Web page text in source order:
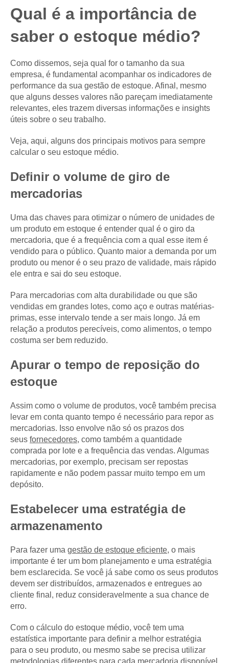
Qual é a importância de
saber o estoque médio?
Como dissemos, seja qual for o tamanho da sua
empresa, é fundamental acompanhar os indicadores de
performance da sua gestão de estoque. Afinal, mesmo
que alguns desses valores não pareçam imediatamente
relevantes, eles trazem diversas informações e insights
úteis sobre o seu trabalho.
Veja, aqui, alguns dos principais motivos para sempre
calcular o seu estoque médio.
Definir o volume de giro de
mercadorias
Uma das chaves para otimizar o número de unidades de
um produto em estoque é entender qual é o giro da
mercadoria, que é a frequência com a qual esse item é
vendido para o público. Quanto maior a demanda por um
produto ou menor é o seu prazo de validade, mais rápido
ele entra e sai do seu estoque.
Para mercadorias com alta durabilidade ou que são
vendidas em grandes lotes, como aço e outras matérias-
primas, esse intervalo tende a ser mais longo. Já em
relação a produtos perecíveis, como alimentos, o tempo
costuma ser bem reduzido.
Apurar o tempo de reposição do
estoque
Assim como o volume de produtos, você também precisa
levar em conta quanto tempo é necessário para repor as
mercadorias. Isso envolve não só os prazos dos
seus fornecedores, como também a quantidade
comprada por lote e a frequência das vendas. Algumas
mercadorias, por exemplo, precisam ser repostas
rapidamente e não podem passar muito tempo em um
depósito.
Estabelecer uma estratégia de
armazenamento
Para fazer uma gestão de estoque eficiente, o mais
importante é ter um bom planejamento e uma estratégia
bem esclarecida. Se você já sabe como os seus produtos
devem ser distribuídos, armazenados e entregues ao
cliente final, reduz consideravelmente a sua chance de
erro.
Com o cálculo do estoque médio, você tem uma
estatística importante para definir a melhor estratégia
para o seu produto, ou mesmo sabe se precisa utilizar
metodologias diferentes para cada mercadoria disponível